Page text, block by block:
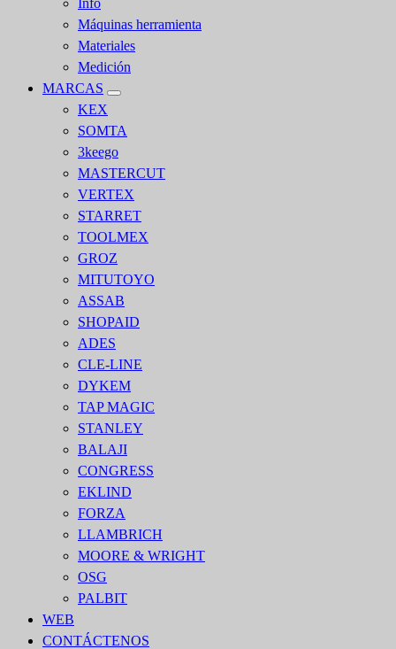
Info
Máquinas herramienta
Materiales
Medición
MARCAS
KEX
SOMTA
3keego
MASTERCUT
VERTEX
STARRET
TOOLMEX
GROZ
MITUTOYO
ASSAB
SHOPAID
ADES
CLE-LINE
DYKEM
TAP MAGIC
STANLEY
BALAJI
CONGRESS
EKLIND
FORZA
LLAMBRICH
MOORE & WRIGHT
OSG
PALBIT
WEB
CONTÁCTENOS